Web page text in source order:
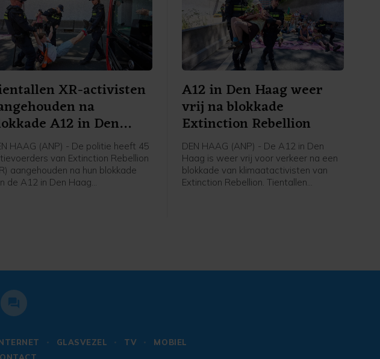
XR-activisten
na
A12 in Den
HAAG (ANP) - De politie heeft 45
van Extinction Rebellion
aangehouden na hun blokkade
de A12 in Den Haag
A12 in Den Haag weer
vrij na blokkade
Extinction Rebellion
DEN HAAG (ANP) - De A12 in Den
Haag is weer vrij voor verkeer na een
blokkade van klimaatactivisten van
Extinction Rebellion. Tientallen
GLASVEZEL TV
MOBIEL